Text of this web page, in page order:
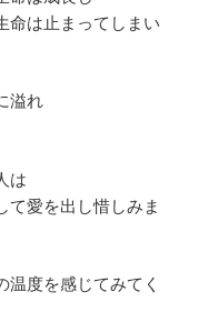
命は止まってしまい
溢れ
は
て愛を出し惜しみま
温度を感じてみてく